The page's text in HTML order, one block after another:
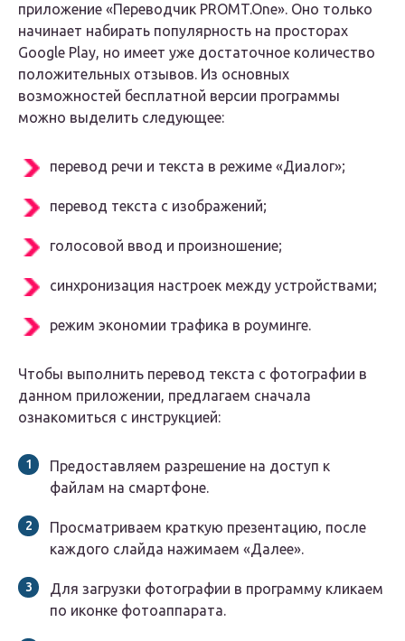
приложение «Переводчик PROMT.One». Оно только
начинает набирать популярность на просторах
Google Play, но имеет уже достаточное количество
положительных отзывов. Из основных
возможностей бесплатной версии программы
можно выделить следующее:
перевод речи и текста в режиме «Диалог»;
перевод текста с изображений;
голосовой ввод и произношение;
синхронизация настроек между устройствами;
режим экономии трафика в роуминге.
Чтобы выполнить перевод текста с фотографии в
данном приложении, предлагаем сначала
ознакомиться с инструкцией:
Предоставляем разрешение на доступ к
файлам на смартфоне.
Просматриваем краткую презентацию, после
каждого слайда нажимаем «Далее».
Для загрузки фотографии в программу кликаем
по иконке фотоаппарата.